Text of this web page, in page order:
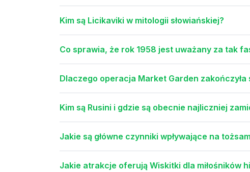
Kim są Licikaviki w mitologii słowiańskiej?
Co sprawia, że rok 1958 jest uważany za tak
Dlaczego operacja Market Garden zakończyła
Kim są Rusini i gdzie są obecnie najliczniej
Jakie są główne czynniki wpływające na
Jakie atrakcje oferują Wiskitki dla miłośników